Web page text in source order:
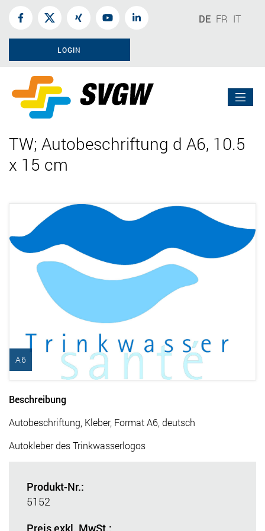
DE FR IT
LOGIN
TW; Autobeschriftung d A6, 10.5
x 15 cm
A6
Beschreibung
Autobeschriftung, Kleber, Format A6, deutsch
Autokleber des Trinkwasserlogos
Produkt-Nr.:
5152
Preis exkl. MwSt.: